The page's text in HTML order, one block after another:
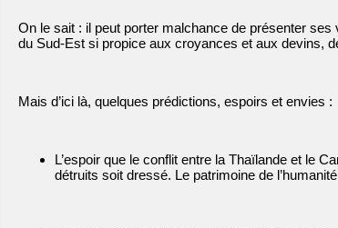
On le sait : il peut porter malchance de présenter
du Sud-Est si propice aux croyances et aux devins,
Mais d’ici là, quelques prédictions, espoirs et envies :
L’espoir que le conflit entre la Thaïlande et le
détruits soit dressé. Le patrimoine de